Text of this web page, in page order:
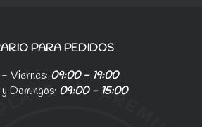
PARA PEDIDOS
Viernes: 09:00 - 19:00
Domingos: 09:00 - 15:00